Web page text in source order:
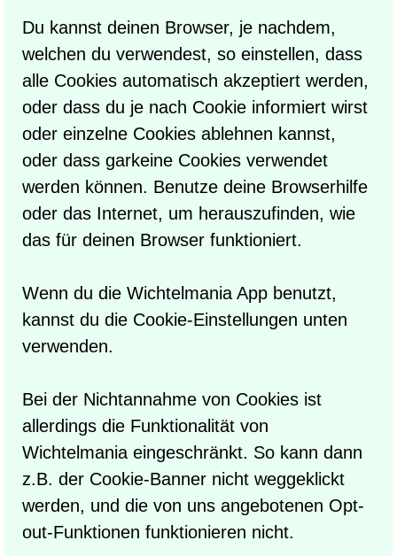
Du kannst deinen Browser, je nachdem,
welchen du verwendest, so einstellen, dass
alle Cookies automatisch akzeptiert werden,
oder dass du je nach Cookie informiert wirst
oder einzelne Cookies ablehnen kannst,
oder dass garkeine Cookies verwendet
werden können. Benutze deine Browserhilfe
oder das Internet, um herauszufinden, wie
das für deinen Browser funktioniert.
Wenn du die Wichtelmania App benutzt,
kannst du die Cookie-Einstellungen unten
verwenden.
Bei der Nichtannahme von Cookies ist
allerdings die Funktionalität von
Wichtelmania eingeschränkt. So kann dann
z.B. der Cookie-Banner nicht weggeklickt
werden, und die von uns angebotenen Opt-
out-Funktionen funktionieren nicht.